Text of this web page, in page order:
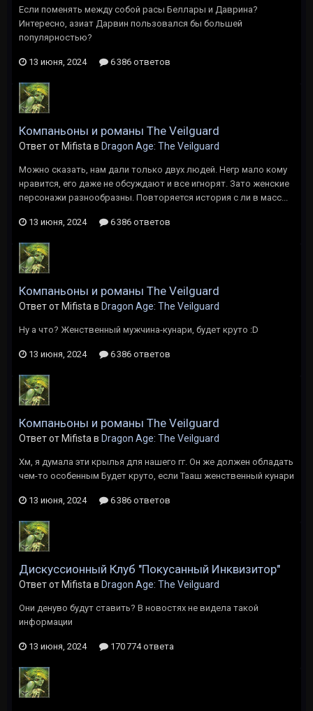
Если поменять между собой расы Беллары и Даврина?
Интересно, азиат Дарвин пользовался бы большей
популярностью?
13 июня, 2024 6 386 ответов
Компаньоны и романы The Veilguard
Ответ от Mifista в Dragon Age: The Veilguard
Можно сказать, нам дали только двух людей. Негр мало кому
нравится, его даже не обсуждают и все игнорят. Зато женские
персонажи разнообразны. Повторяется история с ли в масс...
13 июня, 2024 6 386 ответов
Компаньоны и романы The Veilguard
Ответ от Mifista в Dragon Age: The Veilguard
Ну а что? Женственный мужчина-кунари, будет круто :D
13 июня, 2024 6 386 ответов
Компаньоны и романы The Veilguard
Ответ от Mifista в Dragon Age: The Veilguard
Хм, я думала эти крылья для нашего гг. Он же должен обладать
чем-то особенным Будет круто, если Тааш женственный кунари
13 июня, 2024 6 386 ответов
Дискуссионный Клуб "Покусанный Инквизитор"
Ответ от Mifista в Dragon Age: The Veilguard
Они денуво будут ставить? В новостях не видела такой
информации
13 июня, 2024 170 774 ответа